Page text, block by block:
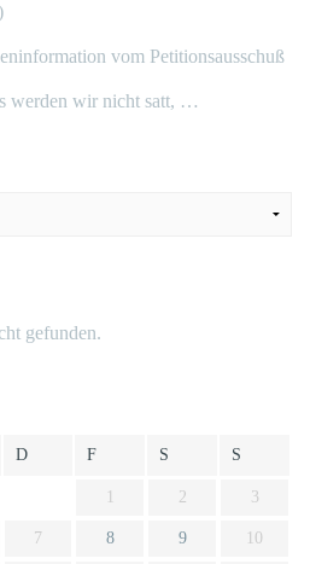
vom Petitionsausschuß
werden wir nicht satt, …
gefunden.
D F S S
2 3
7 8 9 10